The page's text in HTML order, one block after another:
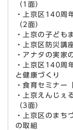
（1面）
・上京区140周
（2面）
・上京の子ども
・上京区防災講
・アナタの実家
・上京区140周
と健康づくり
・食育セミナー
・上京えんじぇ
（3面）
・上京区のま
の取組